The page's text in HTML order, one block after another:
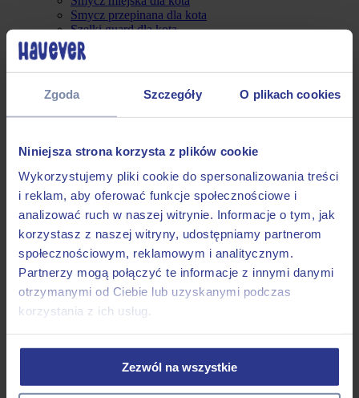
Zgoda Szczegóły O plikach cookies
Niniejsza strona korzysta z plików cookie
Wykorzystujemy pliki cookie do spersonalizowania treści
i reklam, aby oferować funkcje społecznościowe i
analizować ruch w naszej witrynie. Informacje o tym, jak
korzystasz z naszej witryny, udostępniamy partnerom
społecznościowym, reklamowym i analitycznym.
Partnerzy mogą połączyć te informacje z innymi danymi
otrzymanymi od Ciebie lub uzyskanymi podczas
korzystania z ich usług.
Zezwól na wszystkie
Smycz przepinana dla kota
Szelki guard dla kota
Outlet
Obroże dla psa
Smycze dla psa
Szelki dla psa
Dodatki
Dla psiarzy
Linki treningowe
Małe Psy
Gotowe smycze
Gotowe obroże
Gotowe szelki
Średnie Psy
Gotowe smycze
Gotowe obroże
Gotowe szelki
Duże Psy
Gotowe smycze
Gotowe obroże
Gotowe szelki
Akcesoria
Małe psy
Obroże
Szelki
Smycze